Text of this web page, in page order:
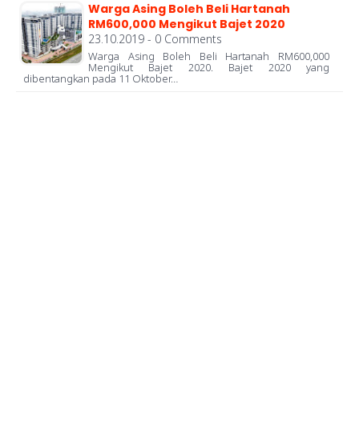
Warga Asing Boleh Beli Hartanah
RM600,000 Mengikut Bajet 2020
23.10.2019 - 0 Comments
Warga Asing Boleh Beli Hartanah RM600,000
Mengikut Bajet 2020. Bajet 2020 yang
dibentangkan pada 11 Oktober…